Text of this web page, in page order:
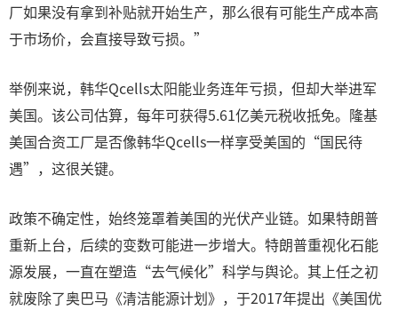
厂如果没有拿到补贴就开始生产，那么很有可能生产成本高
于市场价，会直接导致亏损。”
举例来说，韩华Qcells太阳能业务连年亏损，但却大举进军
美国。该公司估算，每年可获得5.61亿美元税收抵免。隆基
美国合资工厂是否像韩华Qcells一样享受美国的“国民待
遇”，这很关键。
政策不确定性，始终笼罩着美国的光伏产业链。如果特朗普
重新上台，后续的变数可能进一步增大。特朗普重视化石能
源发展，一直在塑造“去气候化”科学与舆论。其上任之初
就废除了奥巴马《清洁能源计划》，于2017年提出《美国优